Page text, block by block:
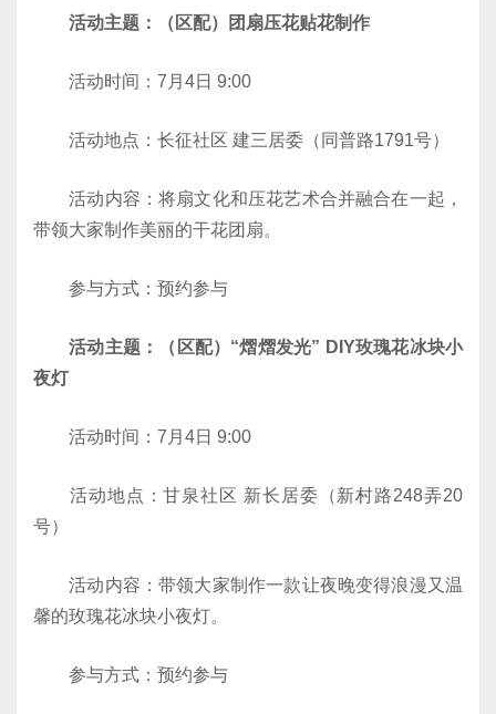
活动主题：（区配）团扇压花贴花制作
活动时间：7月4日 9:00
活动地点：长征社区 建三居委（同普路1791号）
活动内容：将扇文化和压花艺术合并融合在一起，
带领大家制作美丽的干花团扇。
参与方式：预约参与
活动主题：（区配）“熠熠发光” DIY玫瑰花冰块小
夜灯
活动时间：7月4日 9:00
活动地点：甘泉社区 新长居委（新村路248弄20
号）
活动内容：带领大家制作一款让夜晚变得浪漫又温
馨的玫瑰花冰块小夜灯。
参与方式：预约参与